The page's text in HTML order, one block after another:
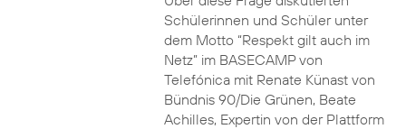
Schülerinnen und Schüler unter
dem Motto “Respekt gilt auch im
Netz” im BASECAMP von
Telefónica mit Renate Künast von
Bündnis 90/Die Grünen, Beate
Achilles, Expertin von der Plattform